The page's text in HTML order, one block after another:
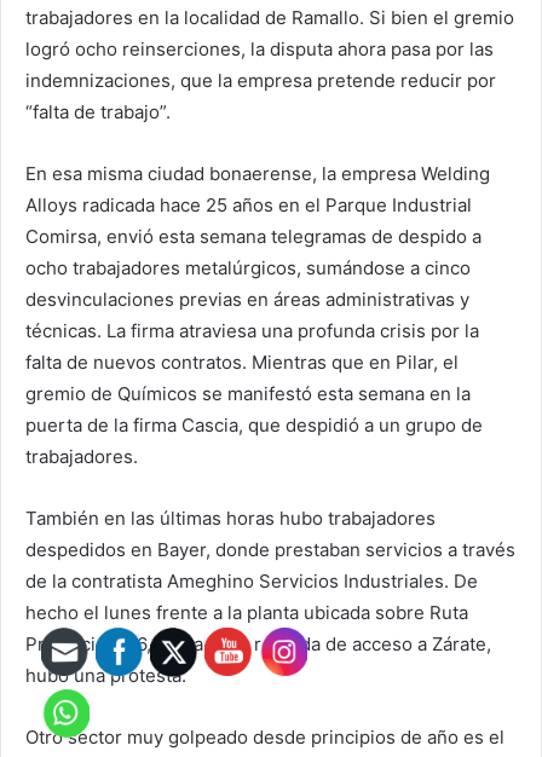
trabajadores en la localidad de Ramallo. Si bien el gremio
logró ocho reinserciones, la disputa ahora pasa por las
indemnizaciones, que la empresa pretende reducir por
“falta de trabajo”.
En esa misma ciudad bonaerense, la empresa Welding
Alloys radicada hace 25 años en el Parque Industrial
Comirsa, envió esta semana telegramas de despido a
ocho trabajadores metalúrgicos, sumándose a cinco
desvinculaciones previas en áreas administrativas y
técnicas. La firma atraviesa una profunda crisis por la
falta de nuevos contratos. Mientras que en Pilar, el
gremio de Químicos se manifestó esta semana en la
puerta de la firma Cascia, que despidió a un grupo de
trabajadores.
También en las últimas horas hubo trabajadores
despedidos en Bayer, donde prestaban servicios a través
de la contratista Ameghino Servicios Industriales. De
hecho el lunes frente a la planta ubicada sobre Ruta
Provincial N°6, cerca de la rotonda de acceso a Zárate,
hubo una protesta.
Otro sector muy golpeado desde principios de año es el